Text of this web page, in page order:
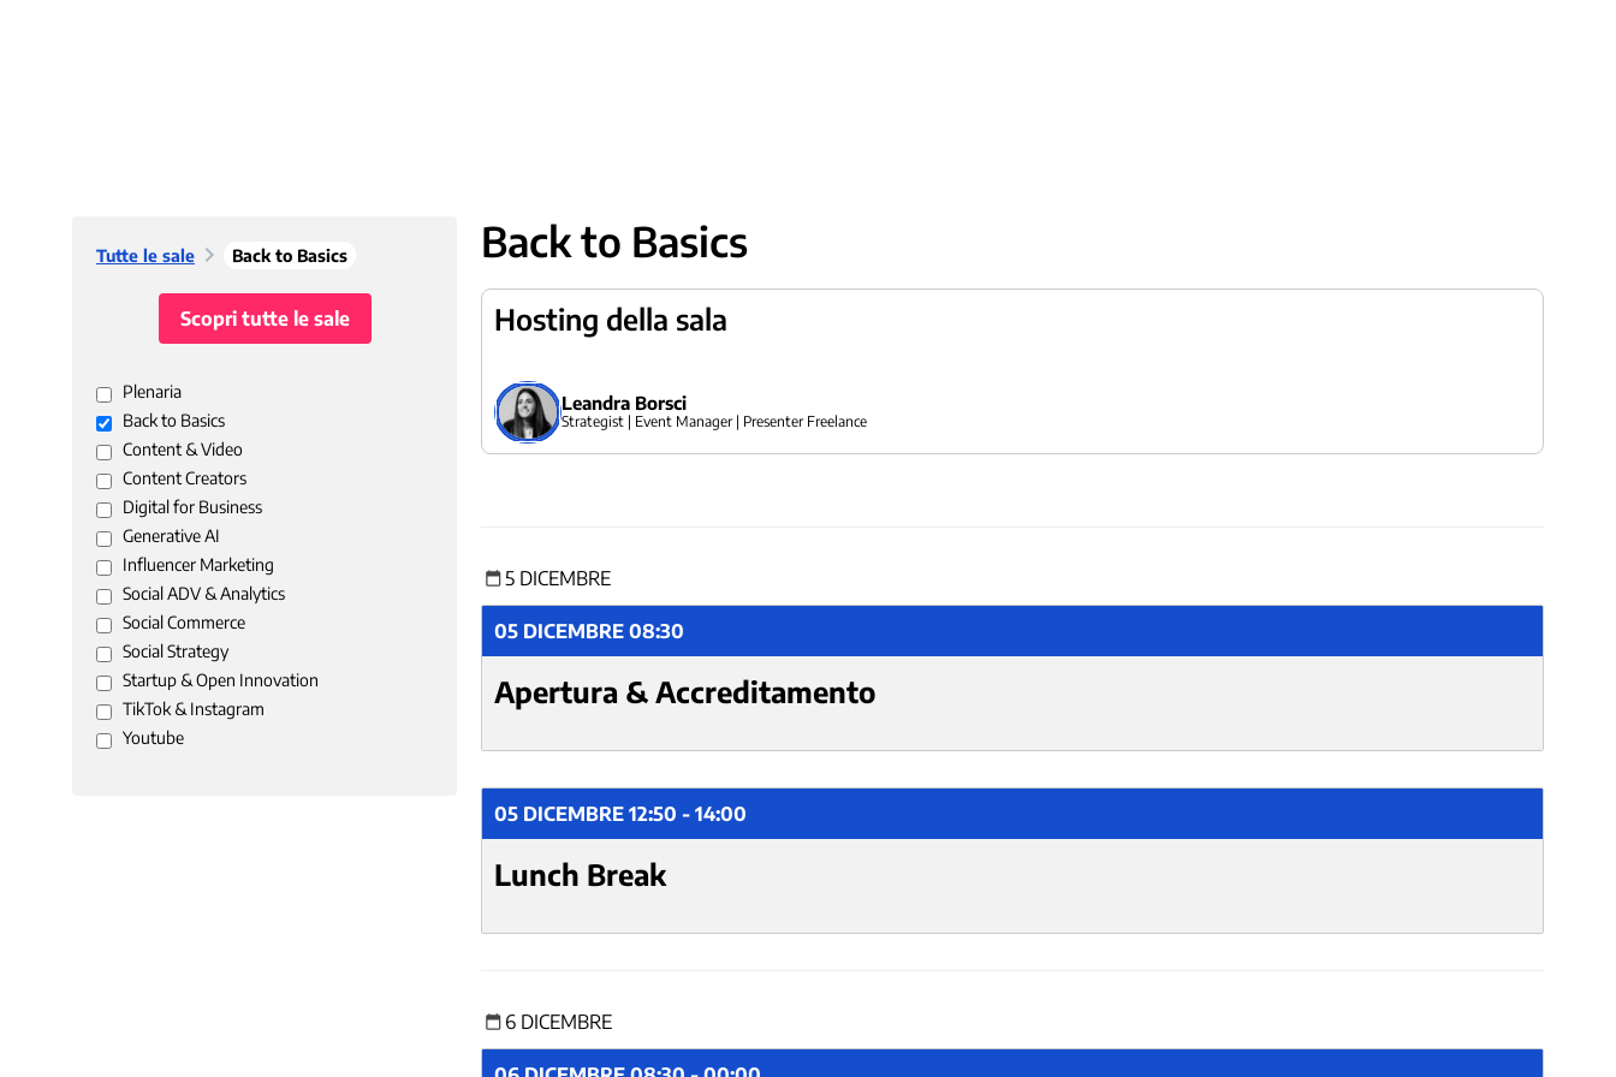
Tutte le sale Back to Basics
Scopri tutte le sale
Plenaria
Back to Basics
Content & Video
Content Creators
Digital for Business
Generative AI
Influencer Marketing
Social ADV & Analytics
Social Commerce
Social Strategy
Startup & Open Innovation
TikTok & Instagram
Youtube
Back to Basics
Hosting della sala
Leandra Borsci
Strategist | Event Manager | Presenter Freelance
5 DICEMBRE
6 DICEMBRE
05 DICEMBRE 12:50 - 14:00
Lunch Break
05 DICEMBRE 08:30
Apertura & Accreditamento